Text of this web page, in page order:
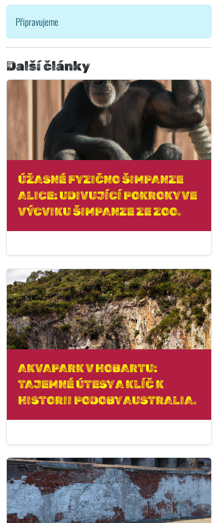
Připravujeme
Další články
ÚŽASNÉ FYZIČNO ŠIMPANZE
ALICE: UDIVUJÍCÍ POKROKY VE
VÝCVIKU ŠIMPANZE ZE ZOO.
AKVAPARK V HOBARTU:
TAJEMNÉ ÚTESY A KLÍČ K
HISTORII PODOBY AUSTRALIA.